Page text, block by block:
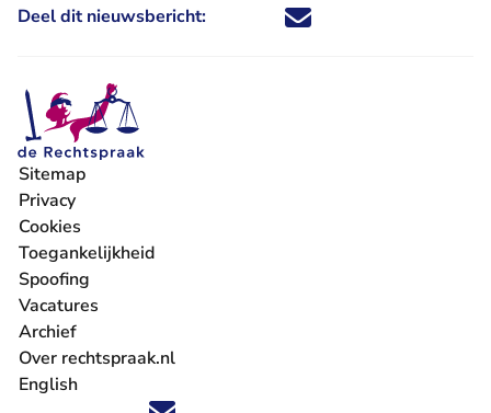
Deel dit nieuwsbericht: Deel dit nieuwsbericht via X -
Deel dit nieuwsbericht via
Deel dit nieuwsbericht
Deel dit
Sitemap
Privacy
Cookies
Toegankelijkheid
Spoofing
Vacatures
- U verlaat Rechtspraak.nl
Archief
Over rechtspraak.nl
English